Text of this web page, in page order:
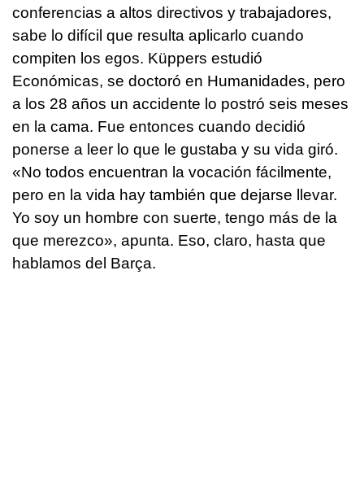
conferencias a altos directivos y trabajadores,
sabe lo difícil que resulta aplicarlo cuando
compiten los egos. Küppers estudió
Económicas, se doctoró en Humanidades, pero
a los 28 años un accidente lo postró seis meses
en la cama. Fue entonces cuando decidió
ponerse a leer lo que le gustaba y su vida giró.
«No todos encuentran la vocación fácilmente,
pero en la vida hay también que dejarse llevar.
Yo soy un hombre con suerte, tengo más de la
que merezco», apunta. Eso, claro, hasta que
hablamos del Barça.